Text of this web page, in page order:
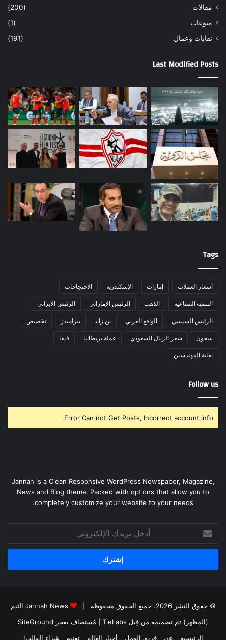
مقالات
(200)
منوعات
(1)
نقابات وعمال
(191)
Last Modified Posts
Tags
أسعار العملات إمارات الإسكندرية الاحتجاجات
التنمية الصناعية الذهب الرئيس الإماراتي الرئيس الابراني
الرئيس السيسي الواقع العربي بن زايد بيراميدز تخصيص
سجون سعر الريال السعودي عملة بريطانيا فيفا
نقابة المهندسين
Follow us
Error Can not Get Posts, Incorrect account info.
Jannah is a Clean Responsive WordPress Newspaper, Magazine,
News and Blog theme. Packed with options that allow you to
completely customize your website to your needs.
بريدك
الإلكتروني
© حقوق النشر 2026، جميع الحقوق محفوظة |
Jannah News الثيم
(المظهر) تم تصميمه من قِبل TieLabs
| مُستضاف بفخر SiteGround
الرئيسية
عن فريق العمل أخبار العالم تقنية شراء القالب!